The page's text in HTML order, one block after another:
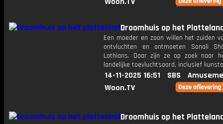
Droomhuis op het
Een moeder en zoon willen het zuiden
ontvluchten en ontmoeten Sonali
Lothians. Daar zijn ze op zoek naar
landelijke toevluchtsoord, inclusief
14-11-2025 16:51 SBS
Woon.TV
Droomhuis op het